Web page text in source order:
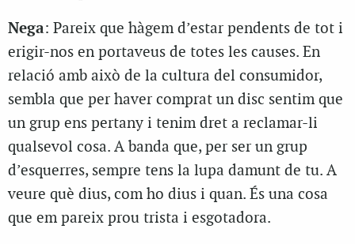
Nega: Pareix que hàgem d’estar pendents de tot i
erigir-nos en portaveus de totes les causes. En
relació amb això de la cultura del consumidor,
sembla que per haver comprat un disc sentim que
un grup ens pertany i tenim dret a reclamar-li
qualsevol cosa. A banda que, per ser un grup
d’esquerres, sempre tens la lupa damunt de tu. A
veure què dius, com ho dius i quan. És una cosa
que em pareix prou trista i esgotadora.